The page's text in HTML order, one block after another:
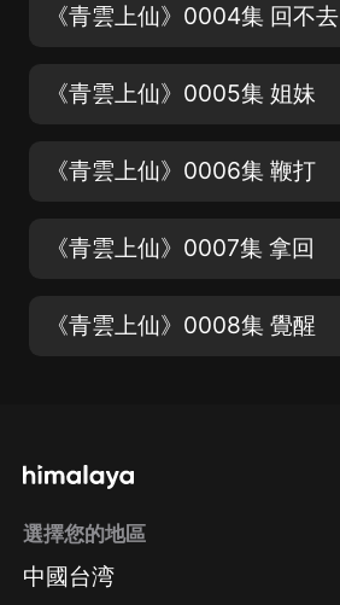
《青雲上仙》0004集 回不去
《青雲上仙》0005集 姐妹
《青雲上仙》0006集 鞭打
《青雲上仙》0007集 拿回
《青雲上仙》0008集 覺醒
選擇您的地區
中國台湾